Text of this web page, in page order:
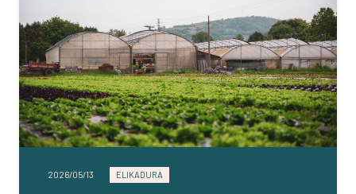
2026/05/13 ELIKADURA